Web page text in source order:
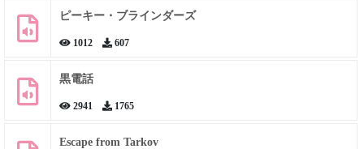
ピーキー・ブラインダーズ
1012 607
黒電話
2941 1765
Escape from Tarkov